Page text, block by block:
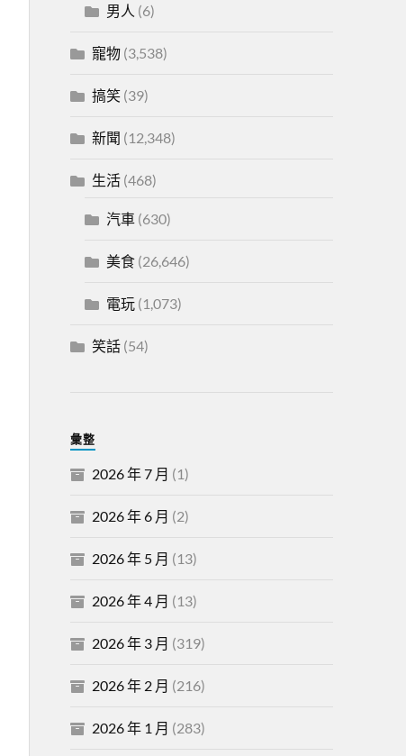
男人 (6)
寵物(3,538)
搞笑(39)
新聞 (12,348)
生活(468)
汽車(630)
美食(26,646)
電玩(1,073)
笑話(54)
彙整
2026 年 7 月 (1)
2026 年 6 月 (2)
2026 年 5 月 (13)
2026 年 4 月 (13)
2026 年 3 月 (319)
2026 年 2 月 (216)
2026 年 1 月 (283)